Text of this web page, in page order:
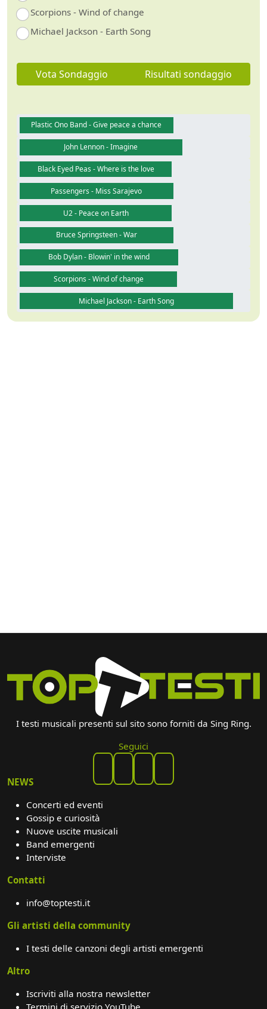
Scorpions - Wind of change
Michael Jackson - Earth Song
Vota Sondaggio Risultati sondaggio
Plastic Ono Band - Give peace a chance
John Lennon - Imagine
Black Eyed Peas - Where is the love
Passengers - Miss Sarajevo
U2 - Peace on Earth
Bruce Springsteen - War
Bob Dylan - Blowin' in the wind
Scorpions - Wind of change
Michael Jackson - Earth Song
I testi musicali presenti sul sito sono forniti da Sing Ring.
Seguici
NEWS
Concerti ed eventi
Gossip e curiosità
Nuove uscite musicali
Band emergenti
Interviste
Contatti
info@toptesti.it
Gli artisti della community
I testi delle canzoni degli artisti emergenti
Altro
Iscriviti alla nostra newsletter